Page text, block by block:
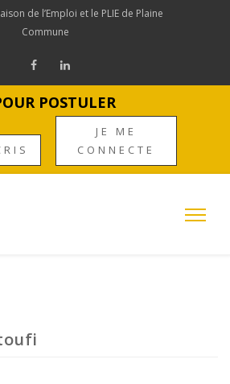
de l’Emploi et le PLIE de Plaine
Commune
POSTULER
JE ME
CONNECTE